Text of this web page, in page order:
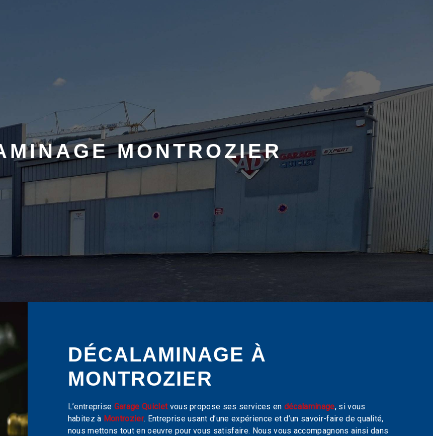
MONTROZIER
DÉCALAMINAGE À
MONTROZIER
L’entreprise Garage Quicletvous propose ses services en décalaminage, si vous
habitez à Montrozier. Entreprise usant d’une expérience et d’un savoir-faire de qualité,
nous mettons tout en oeuvre pour vous satisfaire. Nous vous accompagnons ainsi dans